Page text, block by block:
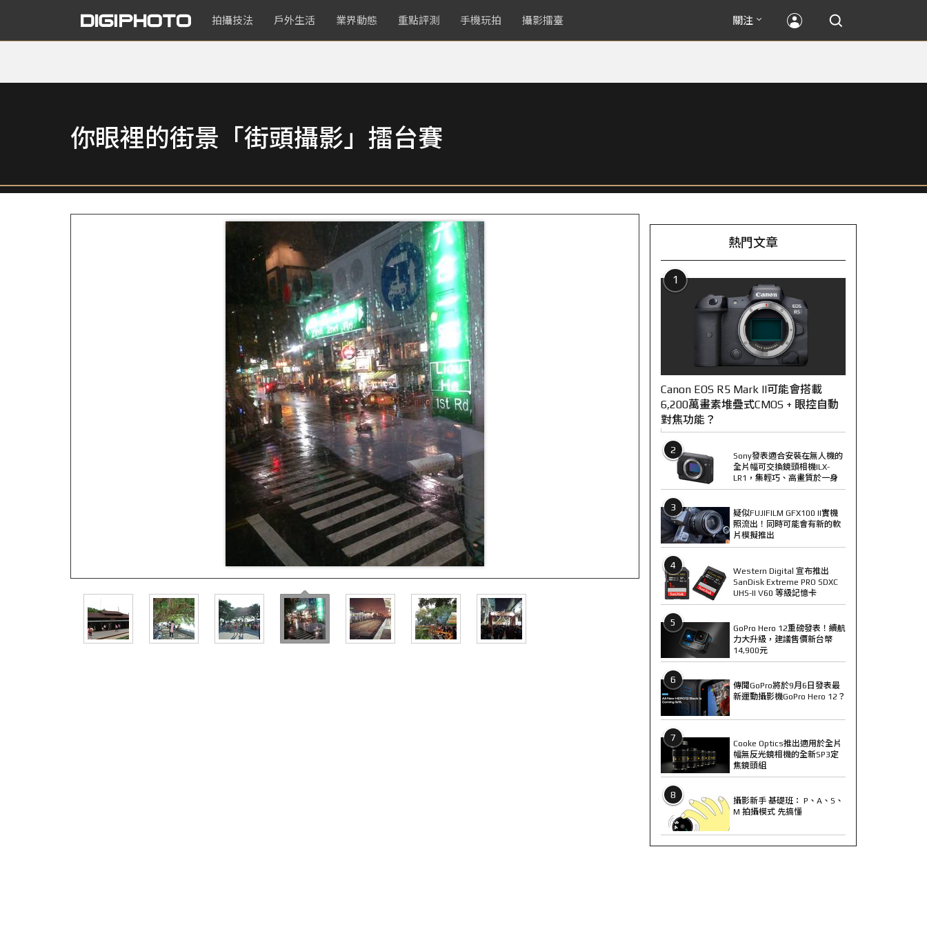
拍攝技法 戶外生活 業界動態 重點評測 手機玩拍 攝影擂臺 關注
你眼裡的街景「街頭攝影」擂台賽
熱門文章
1
Canon EOS R5 Mark II可能會搭載
6,200萬畫素堆疊式CMOS + 眼控自動
對焦功能？
2
Sony發表適合安裝在無人機的
全片幅可交換鏡頭相機ILX-
LR1，集輕巧、高畫質於一身
3
疑似FUJIFILM GFX100 II實機
照流出！同時可能會有新的軟
片模擬推出
4
Western Digital 宣布推出
SanDisk Extreme PRO SDXC
UHS-II V60 等級記憶卡
5
GoPro Hero 12重磅發表！續航
力大升級，建議售價新台幣
14,900元
6
傳聞GoPro將於9月6日發表最
新運動攝影機GoPro Hero 12？
7
Cooke Optics推出適用於全片
幅無反光鏡相機的全新SP3定
焦鏡頭組
8
攝影新手 基礎班： P、A、S、
M 拍攝模式 先搞懂